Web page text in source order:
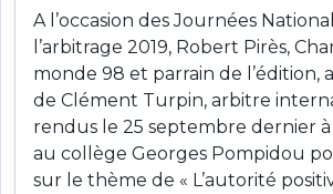
A l’occasion des Journées
l’arbitrage 2019, Robert Pirès,
monde 98 et parrain de l’édition,
de Clément Turpin, arbitre
rendus le 25 septembre dernier
au collège Georges Pompidou
sur le thème de « L’autorité